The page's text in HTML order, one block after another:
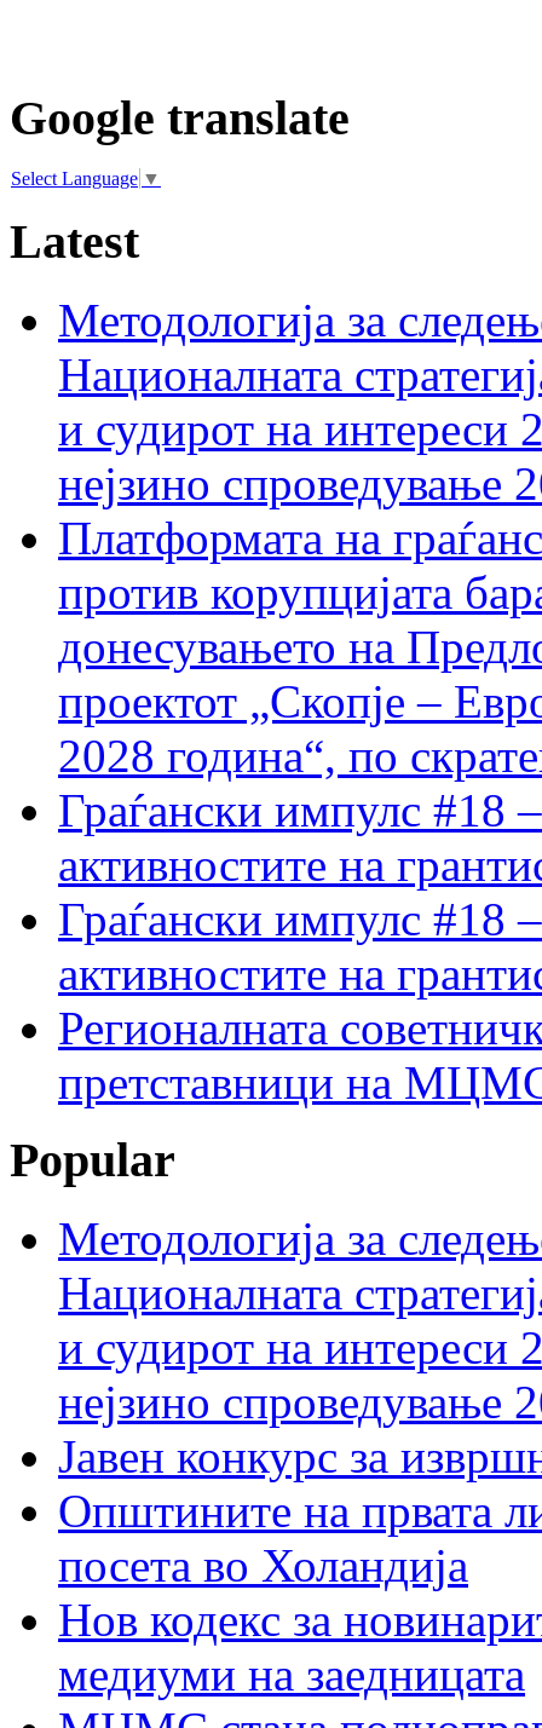
Google translate
Select Language ▼
Latest
Методологија за
Националната
и судирот на интереси
нејзино спроведување
Платформата на
против корупцијата
донесувањето на
проектот „Скопје –
2028 година“, по
Граѓански импулс #18
активностите на
Граѓански импулс #18
активностите на
Регионалната
претставници на МЦМС
Popular
Методологија за
Националната
и судирот на интереси
нејзино спроведување
Јавен конкурс за
Општините на првата
посета во Холандија
Нов кодекс за
медиуми на заедницата